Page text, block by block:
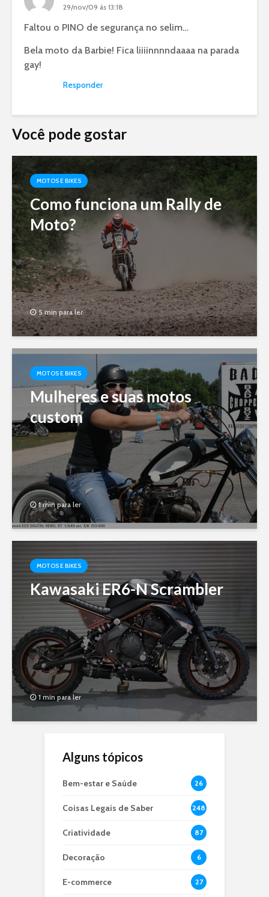
29/nov/09 às 13:18
Faltou o PINO de segurança no selim…
Bela moto da Barbie! Fica liiiinnnndaaaa na parada
gay!
Responder
Você pode gostar
MOTOS E BIKES
Como funciona um Rally de
Moto?
5 min para ler
MOTOS E BIKES
Mulheres e suas motos
custom
1 min para ler
MOTOS E BIKES
Kawasaki ER6-N Scrambler
1 min para ler
Alguns tópicos
Bem-estar e Saúde 26
Coisas Legais de Saber 248
Criatividade 87
Decoração 6
E-commerce 27